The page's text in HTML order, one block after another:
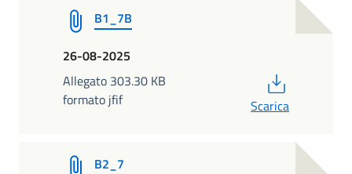
B1_7B
26-08-2025
Allegato 303.30 KB
formato jfif
Scarica
B2_7